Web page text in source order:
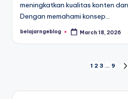
meningkatkan kualitas konten
Dengan memahami konsep…
Posted
belajarngeblog March 18, 2026
pagination
1 2 3 … 9